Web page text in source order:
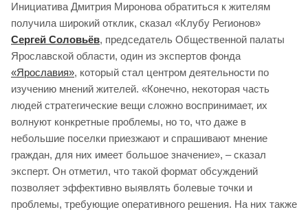
Инициатива Дмитрия Миронова обратиться к жителям
получила широкий отклик, сказал «Клубу Регионов»
Сергей Соловьёв, председатель Общественной палаты
Ярославской области, один из экспертов фонда
«Ярославия», который стал центром деятельности по
изучению мнений жителей. «Конечно, некоторая часть
людей стратегические вещи сложно воспринимает, их
волнуют конкретные проблемы, но то, что даже в
небольшие поселки приезжают и спрашивают мнение
граждан, для них имеет большое значение», – сказал
эксперт. Он отметил, что такой формат обсуждений
позволяет эффективно выявлять болевые точки и
проблемы, требующие оперативного решения. На них также